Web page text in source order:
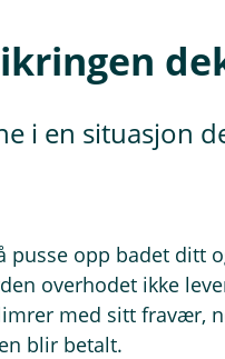
i en situasjon
pusse opp badet ditt
overhodet ikke
med sitt fravær,
blir betalt.